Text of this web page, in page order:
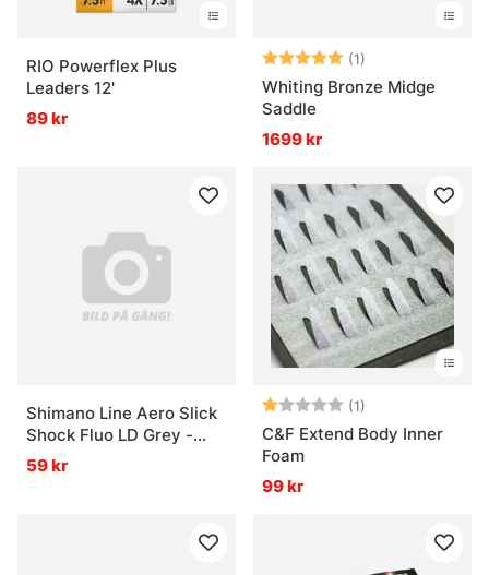
RIO Powerflex Plus
Leaders 12'
89 kr
Betyg: (1)
Whiting Bronze Midge
Saddle
1699 kr
Shimano Line Aero Slick
Shock Fluo LD Grey -
50m 0.195mm 3.26kg
59 kr
Betyg: (1)
C&F Extend Body Inner
Foam
99 kr